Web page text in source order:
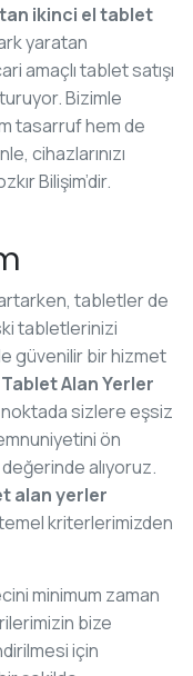
ikinci el tablet
yaratan
amaçlı tablet satışı
Bizimle
tasarruf hem de
cihazlarınızı
Bilişim’dir.
tabletler de
tabletlerinizi
güvenilir bir hizmet
Alan Yerler
noktada sizlere eşsiz
ön
alıyoruz.
alan yerler
kriterlerimizden
minimum zaman
bize
için